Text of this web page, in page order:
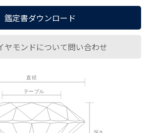
鑑定書ダウンロード
ヤモンドについて問い合わせ